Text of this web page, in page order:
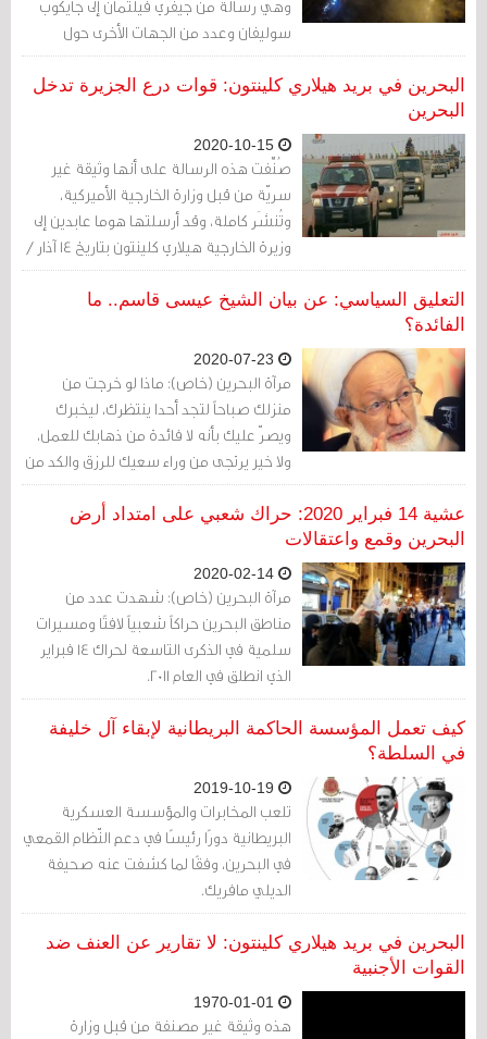
وهي رسالة من جيفري فيلتمان إلى جايكوب
سوليفان وعدد من الجهات الأخرى حول
البحرين، أعاد توجيهها إلى هيلاري كلينتون
وهوما عابدين.
البحرين في بريد هيلاري كلينتون: قوات درع الجزيرة تدخل
البحرين
صُنِّفت هذه الرسالة على أنها وثيقة غير
سريّة من قبل وزارة الخارجية الأميركية،
وتُنشَر كاملة، وقد أرسلتها هوما عابدين إلى
وزيرة الخارجية هيلاري كلينتون بتاريخ 14 آذار /
مارس 2011.
التعليق السياسي: عن بيان الشيخ عيسى قاسم.. ما
الفائدة؟
مرآة البحرين (خاص): ماذا لو خرجت من
منزلك صباحاً لتجد أحدا ينتظرك، ليخبرك
ويصرّ عليك بأنه لا فائدة من ذهابك للعمل،
ولا خير يرتجى من وراء سعيك للرزق والكد من
أجل عائلتك، وذلك لأن البلد مفلس، مثقل
بالدين العام، وأن الاقتصاد ينهار، وأن الفساد
ينخر كل شيء.
عشية 14 فبراير 2020: حراك شعبي على امتداد أرض
البحرين وقمع واعتقالات
مرآة البحرين (خاص): شهدت عدد من
مناطق البحرين حراكاً شعبياً لافتًا ومسيرات
سلمية في الذكرى التاسعة لحراك 14 فبراير
الذي انطلق في العام 2011.
كيف تعمل المؤسسة الحاكمة البريطانية لإبقاء آل خليفة
في السلطة؟
تلعب المخابرات والمؤسسة العسكرية
البريطانية دورًا رئيسًا في دعم النّظام القمعي
في البحرين، وفقًا لما كشفت عنه صحيفة
الديلي مافريك.
البحرين في بريد هيلاري كلينتون: لا تقارير عن العنف ضد
القوات الأجنبية
هذه وثيقة غير مصنفة من قبل وزارة